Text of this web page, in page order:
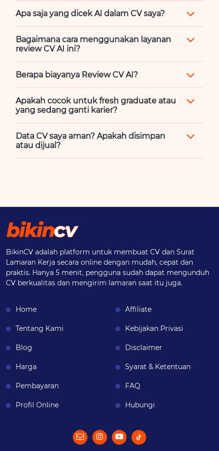
Apa saja yang dicek AI dalam CV saya?
Bagaimana cara menggunakan layanan
review CV AI ini?
Berapa biayanya Review CV AI?
Apakah cocok untuk fresh graduate atau
yang sedang ganti karier?
Data CV saya aman? Apakah disimpan
atau dijual?
BikinCV adalah platform untuk membuat CV dan Surat
Lamaran Kerja secara online dengan mudah, cepat dan
praktis. Hanya 5 menit, pengguna sudah dapat mengunduh
CV berkualitas dan mengirim lamaran saat itu juga.
Home
Tentang Kami
Blog
Harga
Pembayaran
Profil Online
Affiliate
Kebijakan Privasi
Disclaimer
Syarat & Ketentuan
FAQ
Hubungi